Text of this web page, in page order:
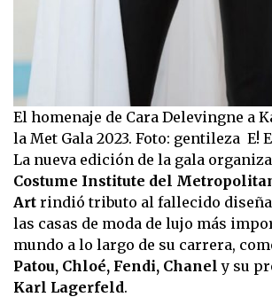
El homenaje de Cara Delevingne a
la Met Gala 2023. Foto: gentileza E!
La nueva edición de la gala
Costume Institute del
Art rindió tributo al fallecido
las casas de moda de lujo más
mundo a lo largo de su carrera,
Patou, Chloé, Fendi, Chanely su
Karl Lagerfeld.